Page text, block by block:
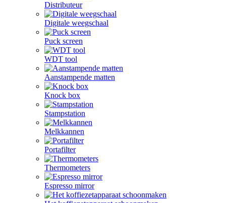
Distributeur
Digitale weegschaal
Puck screen
WDT tool
Aanstampende matten
Knock box
Stampstation
Melkkannen
Portafilter
Thermometers
Espresso mirror